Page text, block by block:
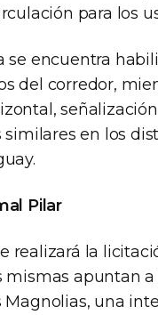
para los
se encuentra
del corredor,
en los
Pilar
realizará la
mismas apuntan
Magnolias, una